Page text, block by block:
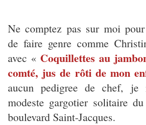
Ne comptez pas sur moi
de faire genre comme
avec « Coquillettes au
comté, jus de rôti de mon
aucun pedigree de chef, je
modeste gargotier solitaire
boulevard Saint-Jacques.